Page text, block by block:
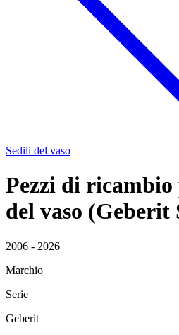
Sedili del vaso
Pezzi di
del vaso (Geberit
2006 - 2026
Marchio
Serie
Geberit